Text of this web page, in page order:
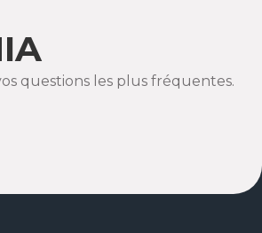
questions les plus fréquentes.